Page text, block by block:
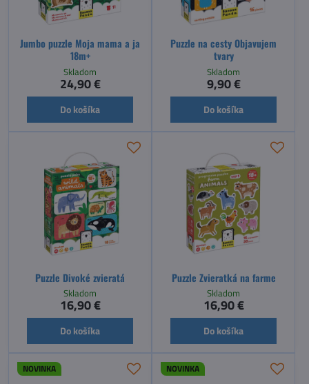
Jumbo puzzle Moja mama a ja
18m+
Skladom
24,90 €
Do košíka
Puzzle na cesty Objavujem
tvary
Skladom
9,90 €
Do košíka
Puzzle Divoké zvieratá
Skladom
16,90 €
Do košíka
Puzzle Zvieratká na farme
Skladom
16,90 €
Do košíka
NOVINKA NOVINKA